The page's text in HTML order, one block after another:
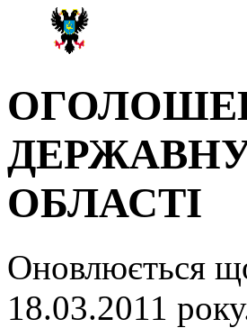
ОБЛАСТІ
18.03.2011